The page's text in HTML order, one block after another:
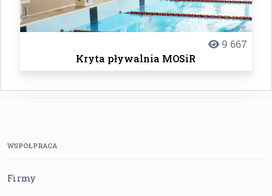
9 667
Kryta pływalnia MOSiR
WSPÓŁPRACA
Firmy